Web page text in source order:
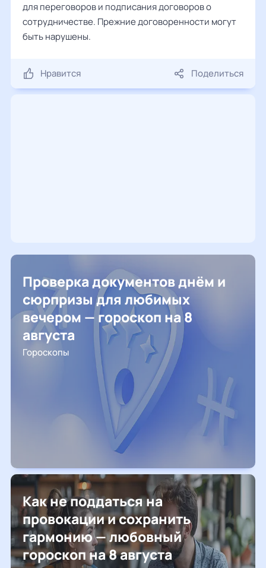
для переговоров и подписания договоров о
сотрудничестве. Прежние договоренности могут
быть нарушены.
Нравится Поделиться
Проверка документов днём и
сюрпризы для любимых
вечером — гороскоп на 8
августа
Гороскопы
Как не поддаться на
провокации и сохранить
гармонию — любовный
гороскоп на 8 августа